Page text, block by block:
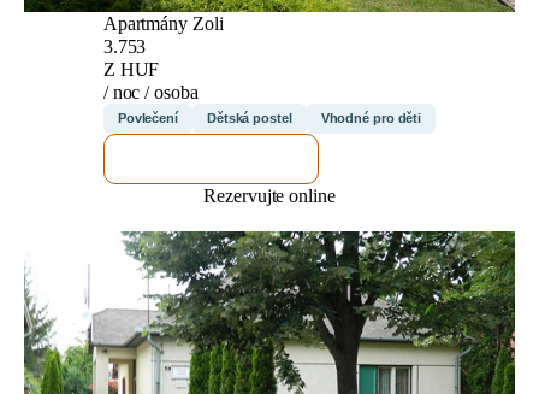
Apartmány Zoli
3.753
Z HUF
/ noc / osoba
Povlečení Dětská postel Vhodné pro děti
Rezervujte online